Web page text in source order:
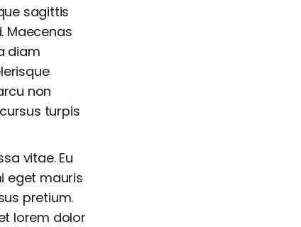
sagittis
Maecenas
diam
non
turpis
vitae. Eu
eget mauris
pretium.
lorem dolor